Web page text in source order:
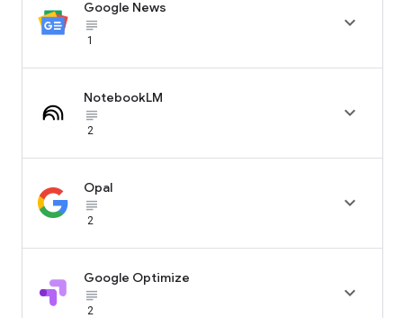
Google News
subject_black
1

NotebookLM
subject_black
2

Opal
subject_black
2

Google Optimize
subject_black
2
